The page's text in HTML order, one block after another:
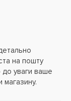
на пошту
до уваги ваше